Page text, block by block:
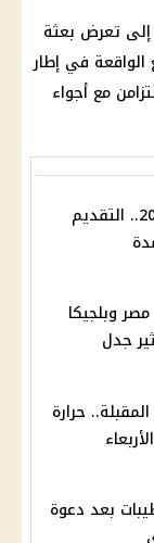
إلى تعرض بعثة
الواقعة في إطار
مع أجواء
تنسيق الجامعات الأهلية 2026.. التقديم
وبلجيكا
جدل
حرارة
بعد دعوة